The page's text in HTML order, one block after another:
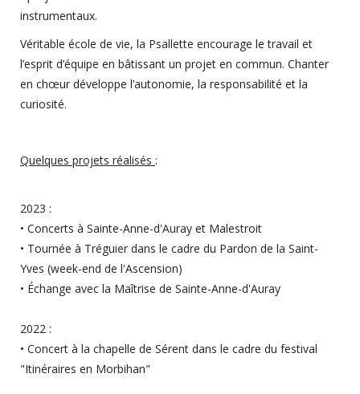
instrumentaux.
Véritable école de vie, la Psallette encourage le travail et
l’esprit d’équipe en bâtissant un projet en commun. Chanter
en chœur développe l’autonomie, la responsabilité et la
curiosité.
Quelques projets réalisés :
2023 :
• Concerts à Sainte-Anne-d'Auray et Malestroit
• Tournée à Tréguier dans le cadre du Pardon de la Saint-
Yves (week-end de l'Ascension)
• Échange avec la Maîtrise de Sainte-Anne-d'Auray
2022 :
• Concert à la chapelle de Sérent dans le cadre du festival
"Itinéraires en Morbihan"